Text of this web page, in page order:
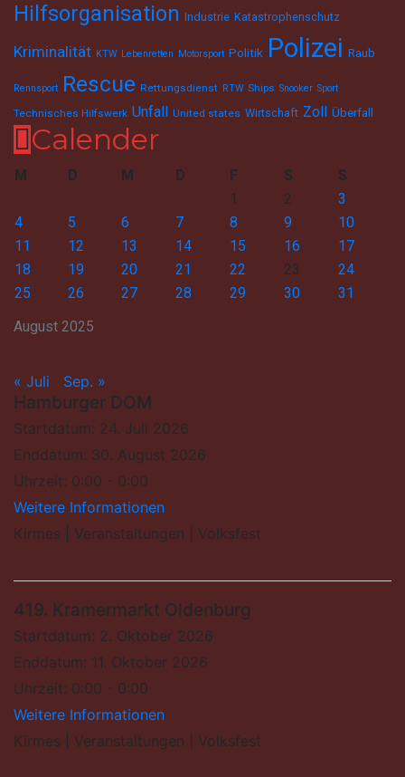
Hilfsorganisation Industrie Katastrophenschutz
Kriminalität KTW Lebenretten Motorsport Politik Polizei Raub
Rennsport Rescue Rettungsdienst RTW Ships Snooker Sport
Technisches Hilfswerk Unfall United states Wirtschaft Zoll Überfall
Calender
August 2025
M D M D F S
S
1
2
3
4
5 6 7 8 9
10
11
12 13 14 15 16
17
18
19 20 21 22 23
24
25
26 27 28 29 30 31
« Juli Sep. »
Hamburger DOM
Startdatum: 24. Juli 2026
Enddatum: 30. August 2026
Uhrzeit: 0:00 - 0:00
Weitere Informationen
Kirmes | Veranstaltungen | Volksfest
419. Kramermarkt Oldenburg
Startdatum: 2. Oktober 2026
Enddatum: 11. Oktober 2026
Uhrzeit: 0:00 - 0:00
Weitere Informationen
Kirmes | Veranstaltungen | Volksfest